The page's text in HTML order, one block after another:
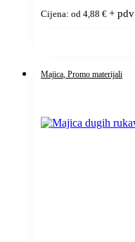
Cijena: od 4,88 € + pdv
Majica, Promo materijali